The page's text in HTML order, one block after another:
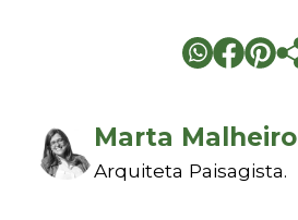
Marta Malheiro
Arquiteta Paisagista.